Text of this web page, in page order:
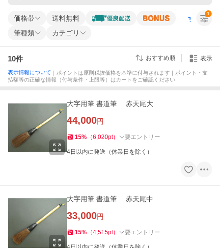
価格帯 送料無料 すべての条
筆種類 カテゴリ
1
10件 おすすめ順 表示
表示情報について ｜ポイントは原則税抜価格を基準に付与されます｜ポイント・支
払額等の正確な情報（付与条件・上限等）はカートをご確認ください
大字用筆 書道筆 赤天尾大
44,000円
15% （6,020pt） 要エントリー
4日以内に発送（休業日を除く）
大字用筆 書道筆 赤天尾中
33,000円
15% （4,515pt） 要エントリー